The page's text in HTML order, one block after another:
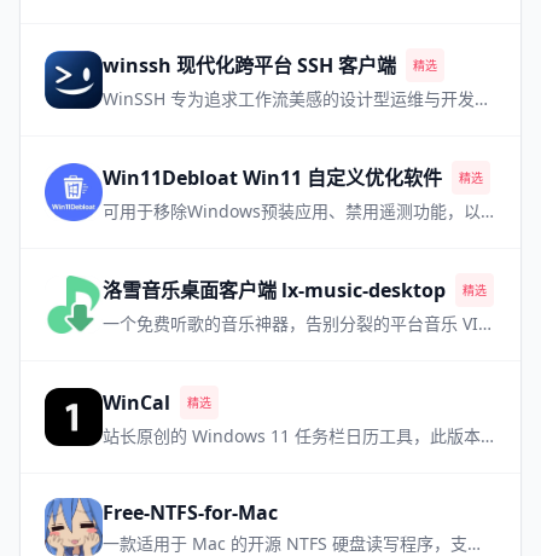
winssh 现代化跨平台 SSH 客户端 精选
WinSSH 专为追求工作流美感的设计型运维与开发极客打造。移植现代 IDE 体验，完美调度多路会话，让每一次登录都畅行无阻。
Win11Debloat Win11 自定义优化软件 精选
可用于移除Windows预装应用、禁用遥测功能，以及执行其他各种更改，从而简化和自定义您的 Windows 系统体验
洛雪音乐桌面客户端 lx-music-desktop 精选
一个免费听歌的音乐神器，告别分裂的平台音乐 VIP，需要自备音源
WinCal 精选
站长原创的 Windows 11 任务栏日历工具，此版本为小众软件升级支持国旗版本
Free-NTFS-for-Mac
一款适用于 Mac 的开源 NTFS 硬盘读写程序，支持所有 Mac 机型，让NTFS设备管理更加简单方便